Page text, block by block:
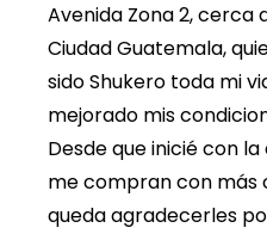
Avenida Zona 2, cerca
Ciudad Guatemala,
sido Shukero toda mi
mejorado mis
Desde que inicié con
me compran con más
queda agradecerles